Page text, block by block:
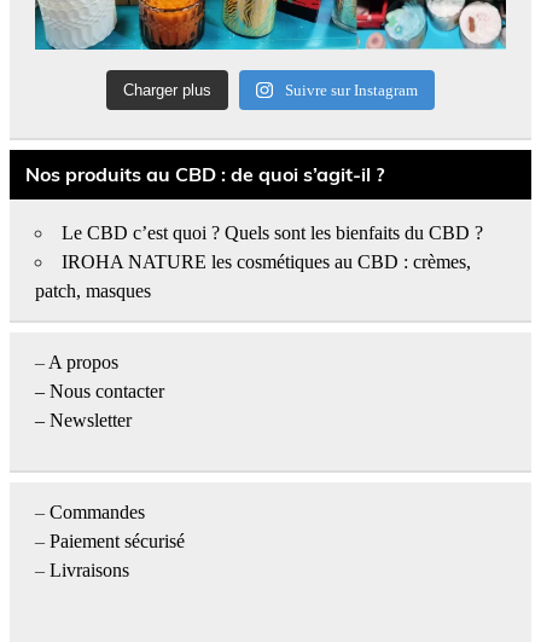
Charger plus Suivre sur Instagram
Nos produits au CBD : de quoi s’agit-il ?
Le CBD c’est quoi ? Quels sont les bienfaits du CBD ?
IROHA NATURE les cosmétiques au CBD : crèmes,
patch, masques
– A propos
– Nous contacter
– Newsletter
– Commandes
– Paiement sécurisé
– Livraisons